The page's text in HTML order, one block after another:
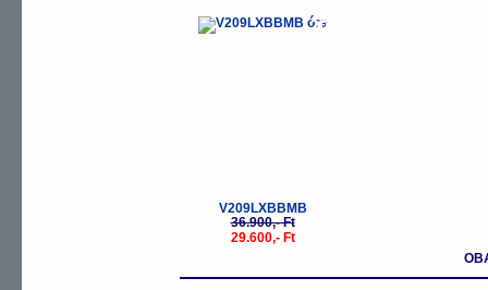
-20%
V209LXBBMB
36.900,- Ft
29.600,- Ft